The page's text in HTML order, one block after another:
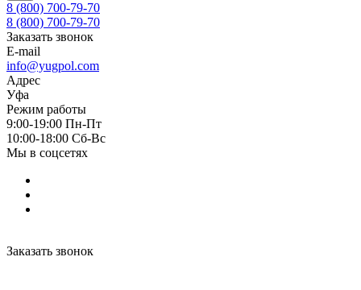
8 (800) 700-79-70
8 (800) 700-79-70
Заказать звонок
E-mail
info@yugpol.com
Адрес
Уфа
Режим работы
9:00-19:00 Пн-Пт
10:00-18:00 Cб-Вс
Мы в соцсетях
Заказать звонок